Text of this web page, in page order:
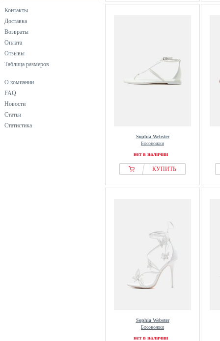
Контакты
Доставка
Возвраты
Оплата
Отзывы
Таблица размеров
О компании
FAQ
Новости
Статьи
Статистика
Sophia Webster
Босоножки
нет в наличии
КУПИТЬ
Sophia Webster
Босоножки
нет в наличии